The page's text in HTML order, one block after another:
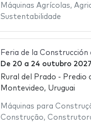
Máquinas Agrícolas,
Sustentabilidade
Feria de la Construcción
De 20 a 24 outubro 2027
Rural del Prado - Predio
Montevideo, Uruguai
Máquinas para
Construção,